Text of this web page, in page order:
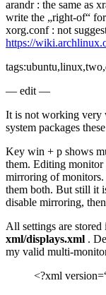
arandr : the same as
write the „right-of“
xorg.conf : not
https://
— edit —
It is not working very
system packages
Key win + p shows
them. Editing monitor
mirroring of monitors.
them both. But still it
disable mirroring,
All settings are stored
xml/displays.xml .
my valid multi-
<?xml